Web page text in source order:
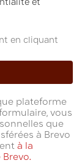
en cliquant
plateforme
vous
que
à Brevo
à la